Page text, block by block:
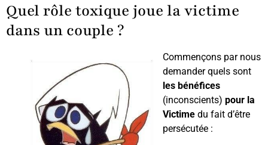
Quel rôle toxique joue la victime
dans un couple ?
Commençons par nous
demander quels sont
les bénéfices
(inconscients) pour la
Victime du fait d’être
persécutée :